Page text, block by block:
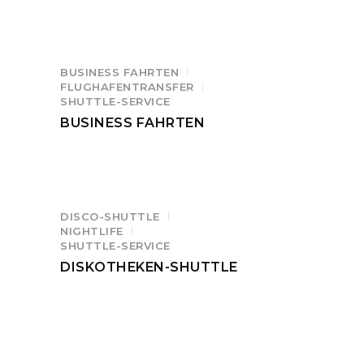
BUSINESS FAHRTEN
FLUGHAFENTRANSFER
SHUTTLE-SERVICE
BUSINESS FAHRTEN
DISCO-SHUTTLE
NIGHTLIFE
SHUTTLE-SERVICE
DISKOTHEKEN-SHUTTLE